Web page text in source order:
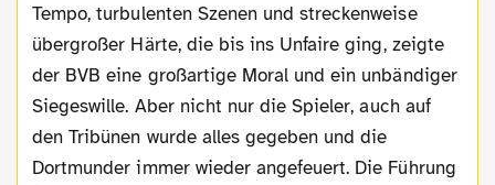
Tempo, turbulenten Szenen und streckenweise
übergroßer Härte, die bis ins Unfaire ging, zeigte
der BVB eine großartige Moral und ein unbändiger
Siegeswille. Aber nicht nur die Spieler, auch auf
den Tribünen wurde alles gegeben und die
Dortmunder immer wieder angefeuert. Die Führung